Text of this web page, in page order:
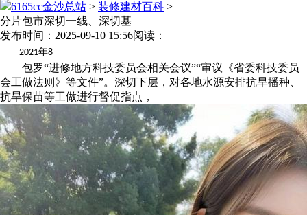
6165cc金沙总站 > 装修建材百科 >
分片包市深切一线、深切基
发布时间：2025-09-10 15:56阅读：
2021年8
包罗“进修地方科技委员会相关会议”“审议《省委科技委员
会工做法则》等文件”。深切下层，对各地水源安排抗旱播种、
抗旱保苗等工做进行督促指点，